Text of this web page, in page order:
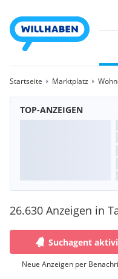
Startseite Marktplatz
TOP-ANZEIGEN
26.630 Anzeigen in
Suchagent
Neue Anzeigen per